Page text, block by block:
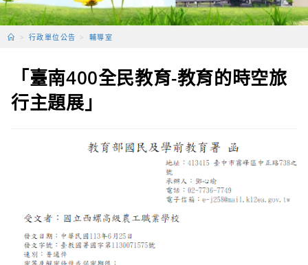
> 行政單位公告 > 輔導室
「臺南400全民教育-教育的時空旅
行主題展」